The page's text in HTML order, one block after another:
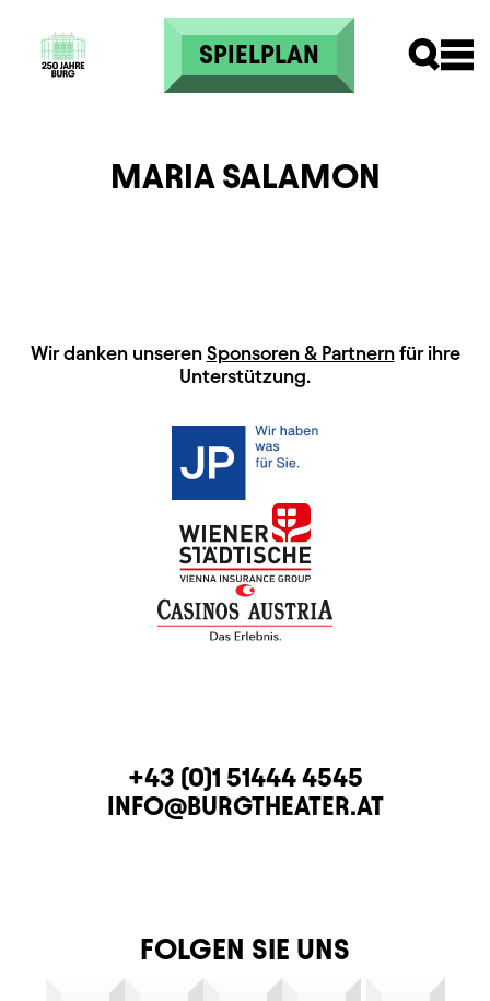
Direkt zum Inhalt
SPIELPLAN
MARIA SALAMON
HAUPTSPONSOREN
Wir danken unseren Sponsoren & Partnernfür ihre
Unterstützung.
KONTAKTTELEFON
+43 (0)1 51444 4545
E-MAIL
INFO@BURGTHEATER.AT
FOLGEN SIE UNS